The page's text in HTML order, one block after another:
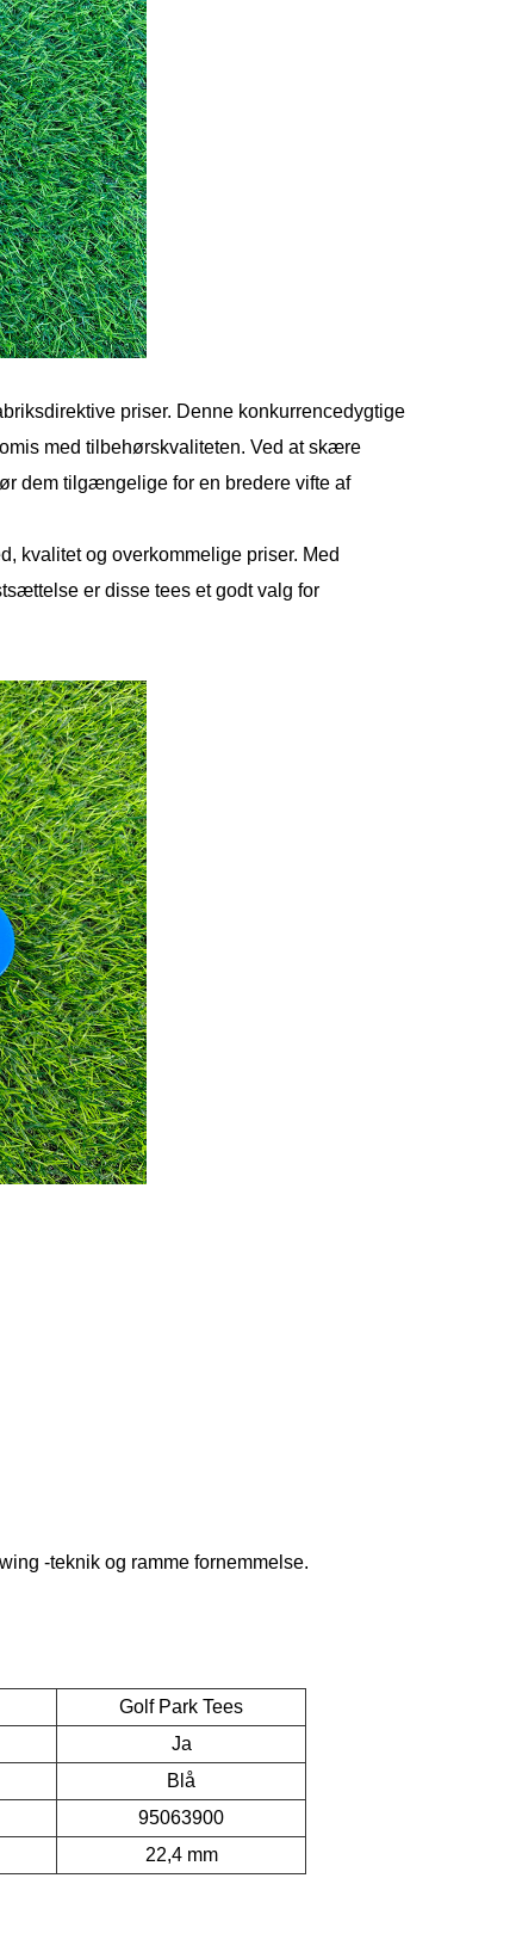
priser. Denne konkurrencedygtige
med tilbehørskvaliteten. Ved at skære
dem tilgængelige for en bredere vifte af
kvalitet og overkommelige priser. Med
er disse tees et godt valg for
-teknik og ramme fornemmelse.
Golf Park Tees
Ja
Blå
95063900
22,4 mm